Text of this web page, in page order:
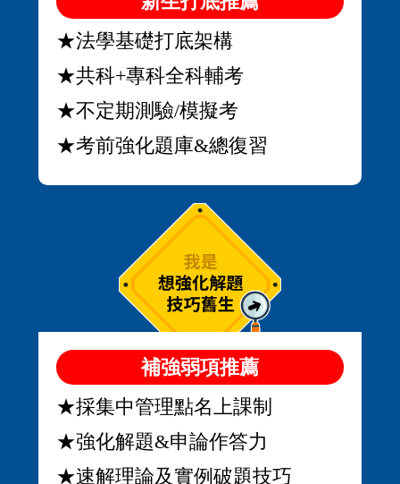
★法學基礎打底架構
★共科+專科全科輔考
★不定期測驗/模擬考
★考前強化題庫&總復習
補強弱項推薦
★採集中管理點名上課制
★強化解題&申論作答力
★速解理論及實例破題技巧